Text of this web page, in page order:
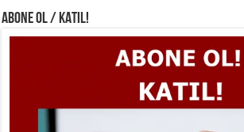
ABONE OL / KATIL!